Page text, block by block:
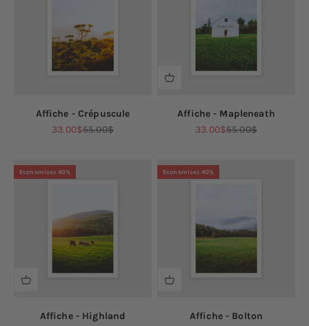
Affiche - Crépuscule
Prix de vente
33.00$Prix normal
55.00$
Affiche - Mapleneath
Prix de vente
33.00$Prix normal
55.00$
Economisez 40%
Affiche - Highland
Economisez 40%
Affiche - Bolton